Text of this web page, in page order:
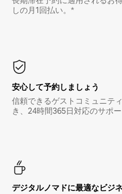
しの月1回払い。*
安心して予約しましょう
信頼できるゲストコミュニテ
き、24時間365日対応のサポー
デジタルノマド⁠に最⁠適⁠なビ⁠ジ⁠